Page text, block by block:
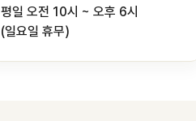
평일 오전 10시 ~ 오후 6시
(일요일 휴무)